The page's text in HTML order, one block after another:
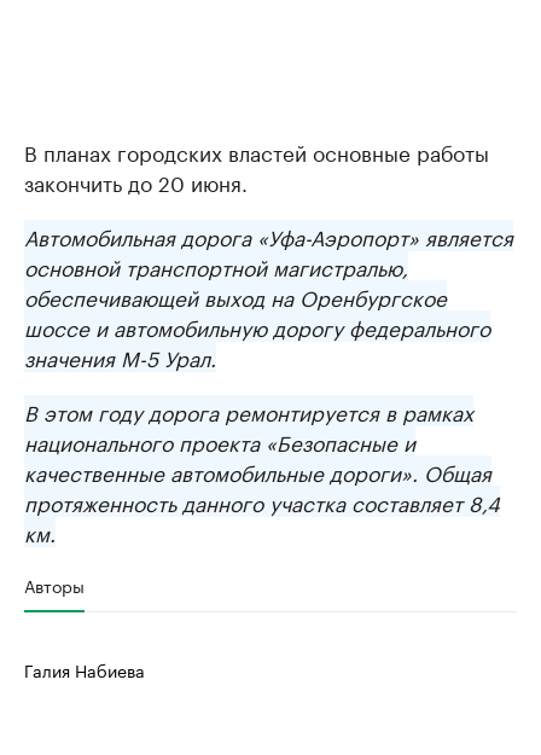
В планах городских властей основные работы
закончить до 20 июня.
Автомобильная дорога «Уфа-Аэропорт» является
основной транспортной магистралью,
обеспечивающей выход на Оренбургское
шоссе и автомобильную дорогу федерального
значения М-5 Урал.
В этом году дорога ремонтируется в рамках
национального проекта «Безопасные и
качественные автомобильные дороги». Общая
протяженность данного участка составляет 8,4
км.
Авторы
Галия Набиева